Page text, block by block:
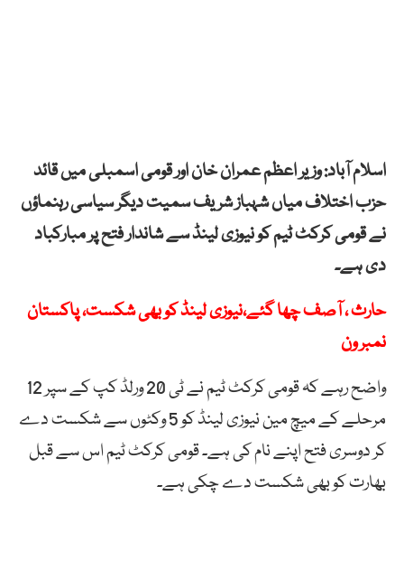
اسلام آباد: وزیر اعظم عمران خان اور قومی اسمبلی میں قائد
حزب اختلاف میاں شہباز شریف سمیت دیگر سیاسی رہنماؤں
نے قومی کرکٹ ٹیم کو نیوزی لینڈ سے شاندار فتح پر مبارکباد
دی ہے۔
حارث ، آصف چھا گئے،نیوزی لینڈ کو بھی شکست، پاکستان
نمبر ون
واضح رہے کہ قومی کرکٹ ٹیم نے ٹی 20 ورلڈ کپ کے سپر 12
مرحلے کے میچ مین نیوزی لینڈ کو 5 وکٹوں سے شکست دے
کر دوسری فتح اپنے نام کی ہے۔ قومی کرکٹ ٹیم اس سے قبل
بھارت کو بھی شکست دے چکی ہے۔